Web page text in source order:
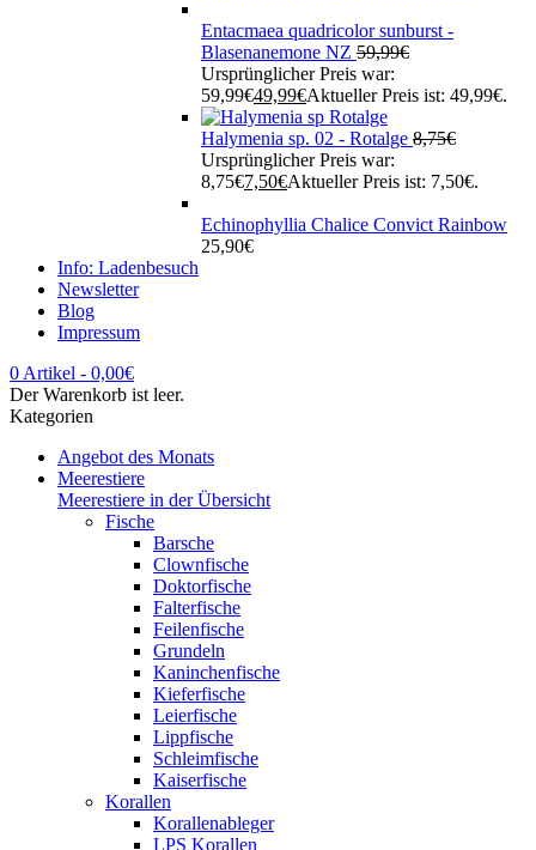
Entacmaea quadricolor sunburst -
Blasenanemone NZ 59,99€
Ursprünglicher Preis war:
59,99€49,99€Aktueller Preis ist: 49,99€.
Halymenia sp. 02 - Rotalge 8,75€
Ursprünglicher Preis war:
8,75€7,50€Aktueller Preis ist: 7,50€.
Echinophyllia Chalice Convict Rainbow
25,90€
Info: Ladenbesuch
Newsletter
Blog
Impressum
0 Artikel - 0,00€
Der Warenkorb ist leer.
Kategorien
Angebot des Monats
Meerestiere
Meerestiere in der Übersicht
Fische
Barsche
Clownfische
Doktorfische
Falterfische
Feilenfische
Grundeln
Kaninchenfische
Kieferfische
Leierfische
Lippfische
Schleimfische
Kaiserfische
Korallen
Korallenableger
LPS Korallen